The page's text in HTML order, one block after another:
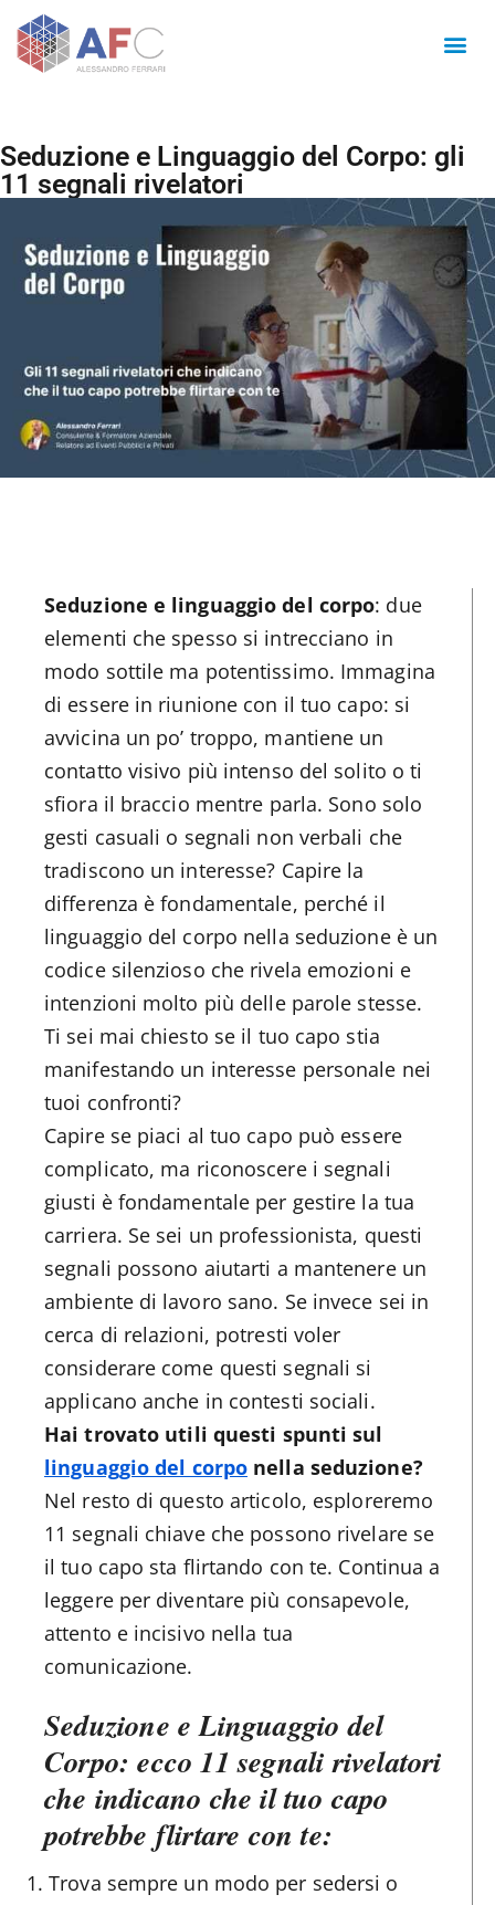
Seduzione e Linguaggio del Corpo: gli
11 segnali rivelatori
Seduzione e linguaggio del corpo: due
elementi che spesso si intrecciano in
modo sottile ma potentissimo. Immagina
di essere in riunione con il tuo capo: si
avvicina un po’ troppo, mantiene un
contatto visivo più intenso del solito o ti
sfiora il braccio mentre parla. Sono solo
gesti casuali o segnali non verbali che
tradiscono un interesse? Capire la
differenza è fondamentale, perché il
linguaggio del corpo nella seduzione è un
codice silenzioso che rivela emozioni e
intenzioni molto più delle parole stesse.
Ti sei mai chiesto se il tuo capo stia
manifestando un interesse personale nei
tuoi confronti?
Capire se piaci al tuo capo può essere
complicato, ma riconoscere i segnali
giusti è fondamentale per gestire la tua
carriera. Se sei un professionista, questi
segnali possono aiutarti a mantenere un
ambiente di lavoro sano. Se invece sei in
cerca di relazioni, potresti voler
considerare come questi segnali si
applicano anche in contesti sociali.
Hai trovato utili questi spunti sul
linguaggio del corpo nella seduzione?
Nel resto di questo articolo, esploreremo
11 segnali chiave che possono rivelare se
il tuo capo sta flirtando con te. Continua a
leggere per diventare più consapevole,
attento e incisivo nella tua
comunicazione.
Seduzione e Linguaggio del
Corpo: ecco 11 segnali rivelatori
che indicano che il tuo capo
potrebbe flirtare con te:
Trova sempre un modo per sedersi o